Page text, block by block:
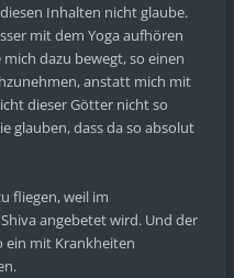
Inhalten nicht glaube.
mit dem Yoga aufhören
dazu bewegt, so einen
anstatt mich mit
dieser Götter nicht so
glauben, dass da so absolut
fliegen, weil im
angebetet wird. Und der
ein mit Krankheiten